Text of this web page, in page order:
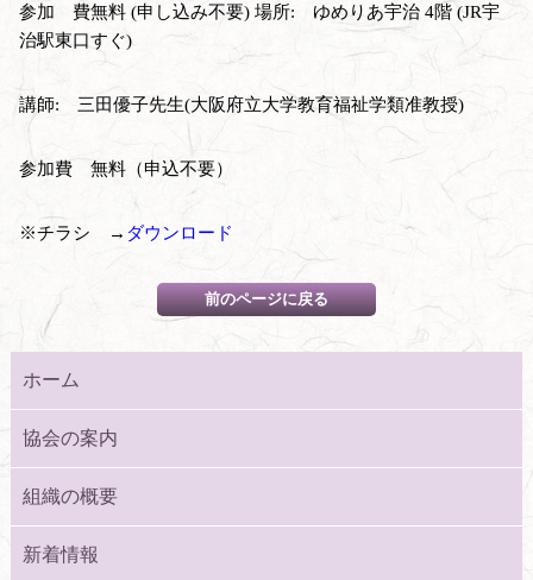
参加 費無料 (申し込み不要) 場所: ゆめりあ宇治 4階 (JR宇
治駅東口すぐ)
講師: 三田優子先生(大阪府立大学教育福祉学類准教授)
参加費 無料（申込不要）
※チラシ → ダウンロード
ホーム
協会の案内
組織の概要
新着情報